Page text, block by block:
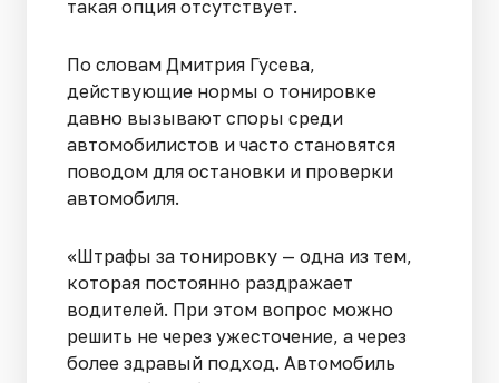
такая опция отсутствует.
По словам Дмитрия Гусева,
действующие нормы о тонировке
давно вызывают споры среди
автомобилистов и часто становятся
поводом для остановки и проверки
автомобиля.
«Штрафы за тонировку — одна из тем,
которая постоянно раздражает
водителей. При этом вопрос можно
решить не через ужесточение, а через
более здравый подход. Автомобиль